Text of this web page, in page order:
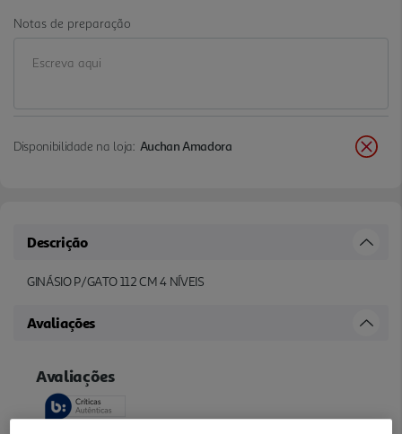
Notas de preparação
Disponibilidade na loja: Auchan Amadora
Descrição
GINÁSIO P/GATO 112 CM 4 NÍVEIS
Avaliações